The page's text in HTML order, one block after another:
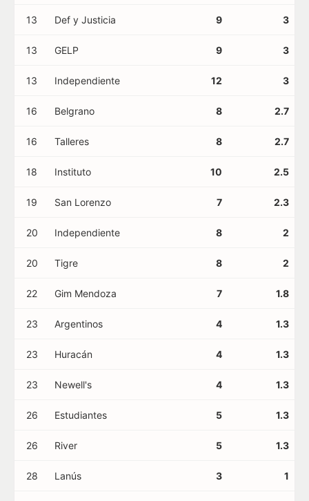
13 Def y Justicia 9 3
13 GELP 9 3
13 Independiente 12 3
16 Belgrano 8 2.7
16 Talleres 8 2.7
18 Instituto 10 2.5
19 San Lorenzo 7 2.3
20 Independiente 8 2
20 Tigre 8 2
22 Gim Mendoza 7 1.8
23 Argentinos 4 1.3
23 Huracán 4 1.3
23 Newell's 4 1.3
26 Estudiantes 5 1.3
26 River 5 1.3
28 Lanús 3 1